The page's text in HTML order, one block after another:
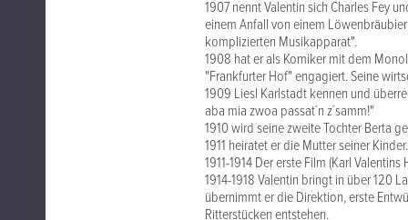
1907 nennt Valentin sich Charles Fey
einem Anfall von einem
komplizierten Musikapparat".
1908 hat er als Komiker mit dem
"Frankfurter Hof" engagiert. Seine
1909 Liesl Karlstadt kennen und
aba mia zwoa passat´n z´samm!"
1910 wird seine zweite Tochter Berta
1911 heiratet er die Mutter seiner Kinder.
1911-1914 Der erste Film (Karl
1914-1918 Valentin bringt in über 120
übernimmt er die Direktion, erste
Ritterstücken entstehen.